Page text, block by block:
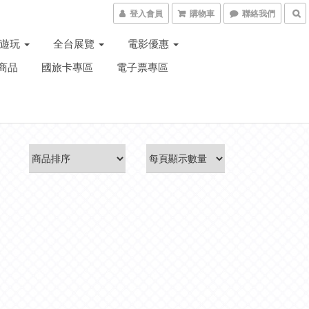
登入會員 購物車 聯絡我們
玩 全台展覽
電影優惠
品
國旅卡專區 電子票專區